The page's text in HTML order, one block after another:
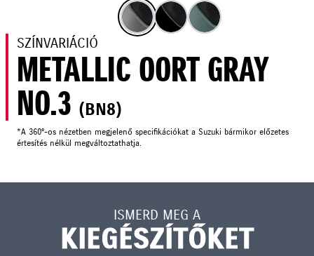
SZÍNVARIÁCIÓ
METALLIC OORT GRAY
NO.3 (BN8)
*A 360°-os nézetben megjelenő specifikációkat a Suzuki bármikor előzetes
értesítés nélkül megváltoztathatja.
ISMERD MEG A
KIEGÉSZÍTŐKET